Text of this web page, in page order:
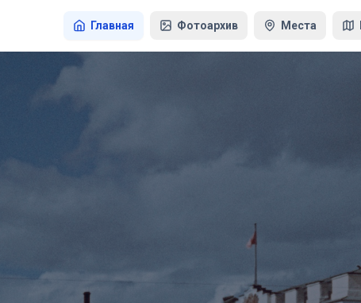
Главная Фотоархив Места